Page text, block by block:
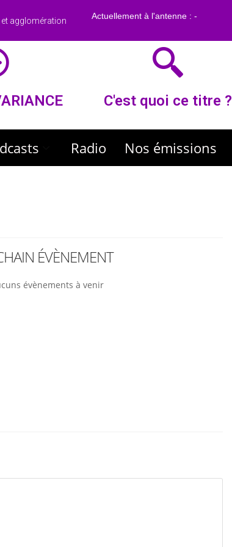
et agglomération
C'est quoi ce titre ?
Radio Nos émissions
ÉVÈNEMENT
évènements à venir